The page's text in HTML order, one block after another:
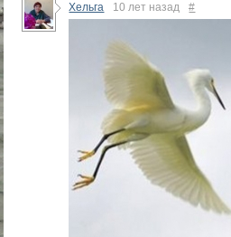
Хельга 10 лет назад #